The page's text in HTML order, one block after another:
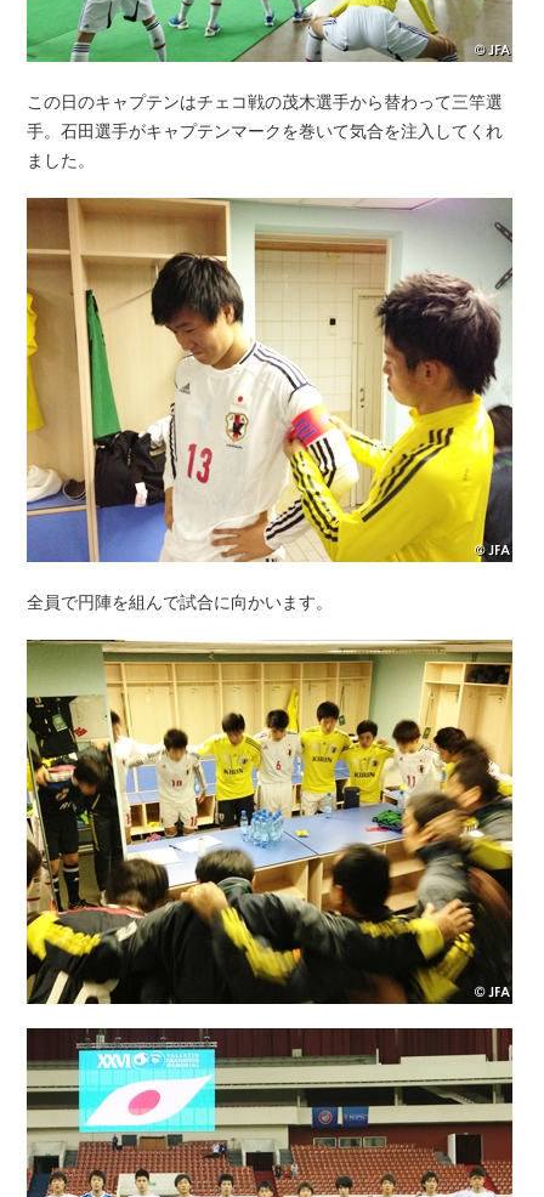
この日のキャプテンはチェコ戦の茂木選手から替わって三竿選
手。石田選手がキャプテンマークを巻いて気合を注入してくれ
ました。
全員で円陣を組んで試合に向かいます。